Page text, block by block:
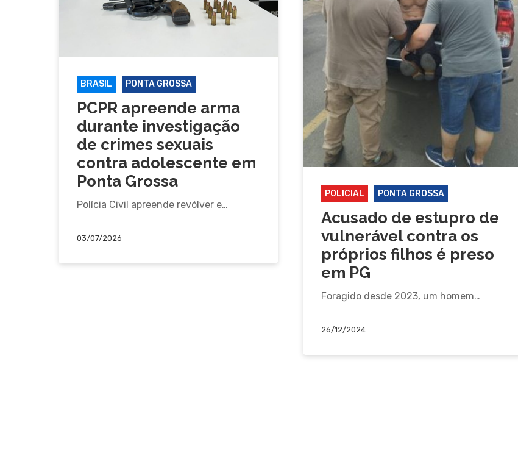
BRASIL PONTA GROSSA
PCPR apreende arma
durante investigação
de crimes sexuais
contra adolescente em
Ponta Grossa
Polícia Civil apreende revólver e…
03/07/2026
POLICIAL PONTA GROSSA
Acusado de estupro de
vulnerável contra os
próprios filhos é preso
em PG
Foragido desde 2023, um homem…
26/12/2024